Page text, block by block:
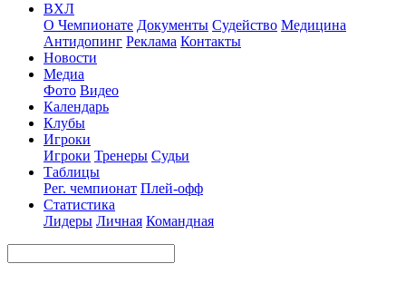
ВХЛ
О Чемпионате Документы Судейство Медицина
Антидопинг Реклама Контакты
Новости
Медиа
Фото Видео
Календарь
Клубы
Игроки
Игроки Тренеры Судьи
Таблицы
Рег. чемпионат Плей-офф
Статистика
Лидеры Личная Командная